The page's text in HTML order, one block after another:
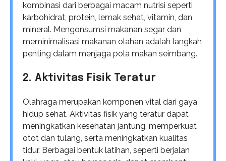
kombinasi dari berbagai macam nutrisi seperti
karbohidrat, protein, lemak sehat, vitamin, dan
mineral. Mengonsumsi makanan segar dan
meminimalisasi makanan olahan adalah langkah
penting dalam menjaga pola makan seimbang.
2. Aktivitas Fisik Teratur
Olahraga merupakan komponen vital dari gaya
hidup sehat. Aktivitas fisik yang teratur dapat
meningkatkan kesehatan jantung, memperkuat
otot dan tulang, serta meningkatkan kualitas
tidur. Berbagai bentuk latihan, seperti berjalan